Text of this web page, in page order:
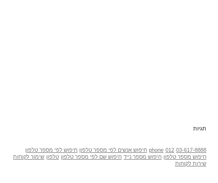
תגיות
03-617-8888
012
phone חיפוש אנשים לפי מספר טלפון חיפוש לפי מספר טלפון
חיפוש מספר טלפון חיפוש מספר נייד חיפוש שם לפי מספר טלפון טלפון שימור לקוחות
שירות לקוחות